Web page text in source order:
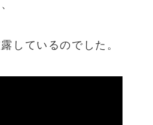
しているのでした。